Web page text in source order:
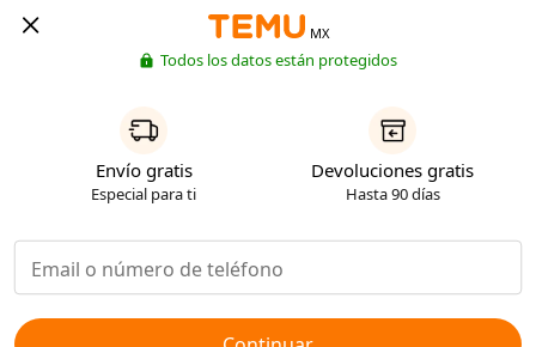
MX
Todos los datos están protegidos
Envío gratis
Especial para ti
Devoluciones gratis
Hasta 90 días